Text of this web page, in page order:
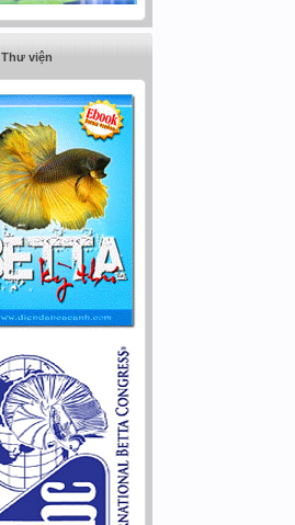
Thư viện